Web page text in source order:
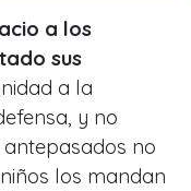
a los
sus
a la
y no
no
los mandan